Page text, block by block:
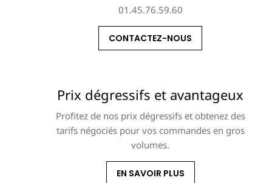
01.45.76.59.60
CONTACTEZ-NOUS
Prix dégressifs et avantageux
Profitez de nos prix dégressifs et obtenez des
tarifs négociés pour vos commandes en gros
volumes.
EN SAVOIR PLUS